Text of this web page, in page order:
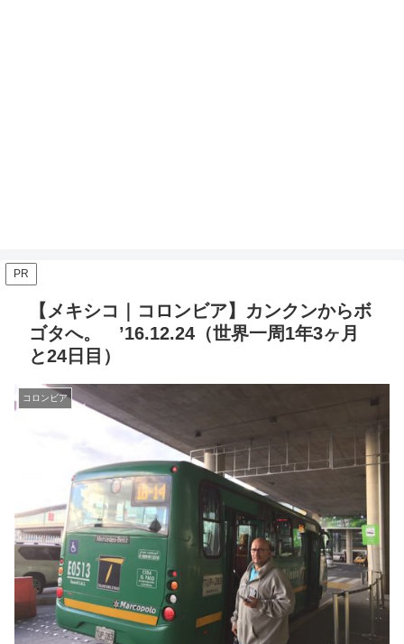
PR
【メキシコ｜コロンビア】カンクンからボ
ゴタへ。 ’16.12.24（世界一周1年3ヶ月
と24日目）
コロンビア